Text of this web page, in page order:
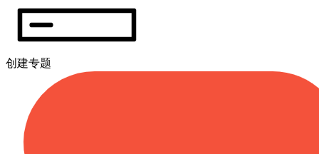
创建专题